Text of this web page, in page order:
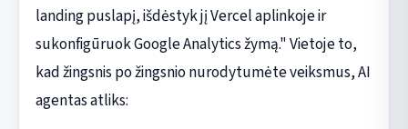
landing puslapį, išdėstyk jį Vercel aplinkoje ir
sukonfigūruok Google Analytics žymą." Vietoje to,
kad žingsnis po žingsnio nurodytumėte veiksmus, AI
agentas atliks: